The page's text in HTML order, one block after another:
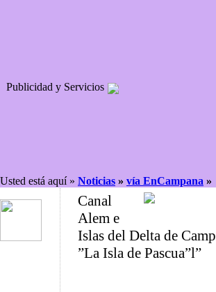
Publicidad y Servicios
Usted está aquí » Noticias » vía EnCampana »
Canal
Alem e
Islas del Delta de
”La Isla de Pascua”l”